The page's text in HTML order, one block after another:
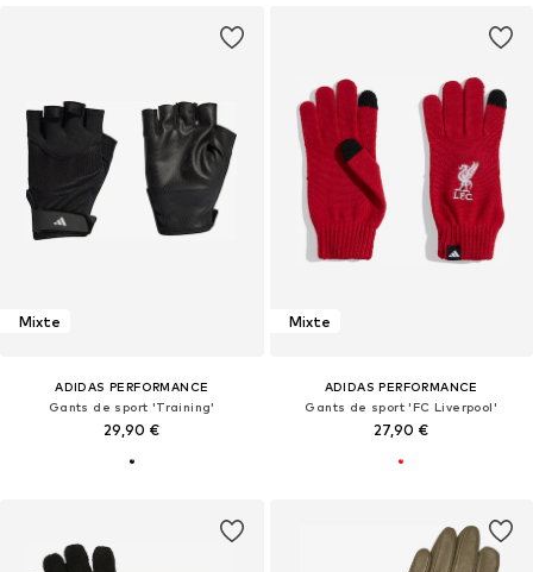
Mixte
ADIDAS PERFORMANCE
Gants de sport 'Training'
29,90 €
Mixte
ADIDAS PERFORMANCE
Gants de sport 'FC Liverpool'
27,90 €